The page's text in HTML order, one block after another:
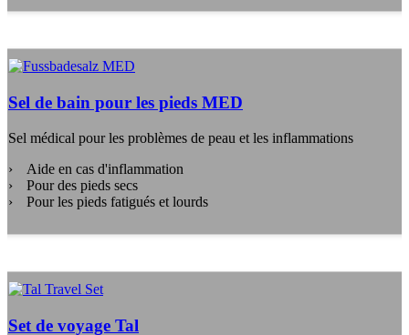
Sel de bain pour les pieds MED
Sel médical pour les problèmes de peau et les inflammations
Aide en cas d'inflammation
Pour des pieds secs
Pour les pieds fatigués et lourds
Set de voyage Tal